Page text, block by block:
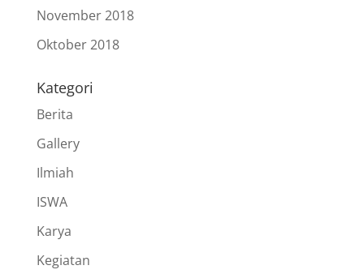
November 2018
Oktober 2018
Kategori
Berita
Gallery
Ilmiah
ISWA
Karya
Kegiatan